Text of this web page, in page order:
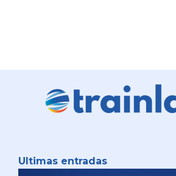
Ultimas entradas